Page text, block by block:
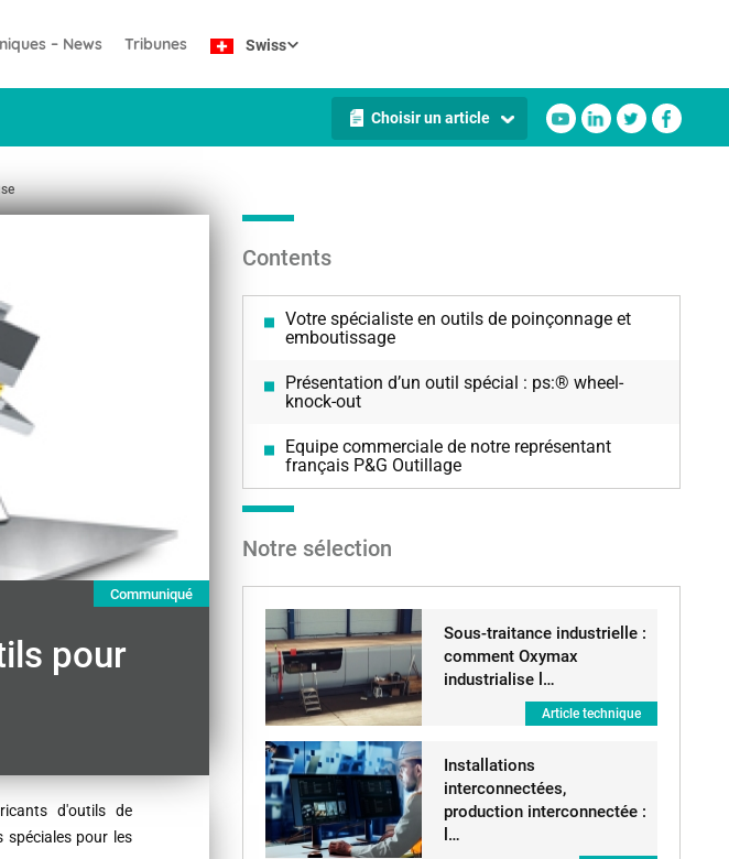
– News Tribunes Swiss
Choisir un article
Communiqué
pour
d'outils de
spéciales pour les
Contents
Votre spécialiste en outils de poinçonnage et
emboutissage
Présentation d’un outil spécial : ps:® wheel-
knock-out
Equipe commerciale de notre représentant
français P&G Outillage
Notre sélection
Sous-traitance industrielle :
comment Oxymax
industrialise l…
Article technique
Installations
interconnectées,
production interconnectée :
l…